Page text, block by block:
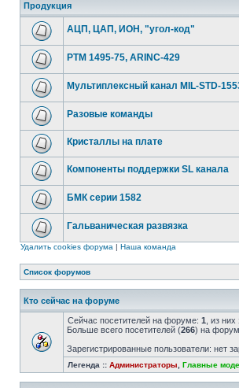
Продукция
АЦП, ЦАП, ИОН, "угол-код"
РТМ 1495-75, ARINC-429
Мультиплексный канал MIL-STD-
Разовые команды
Кристаллы на плате
Компоненты поддержки SL канала
БМК серии 1582
Гальваническая развязка
Удалить cookies форума | Наша команда
Список форумов
Кто сейчас на форуме
Сейчас посетителей на форуме: 1 , из
Больше всего посетителей (266) на
Зарегистрированные пользователи: нет
Легенда :: Администраторы Главные